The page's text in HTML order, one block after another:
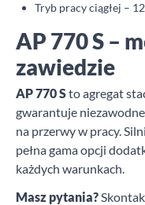
Tryb pracy ciągłej –
AP 770 S –
zawiedzie
AP 770 Sto agregat
gwarantuje
na przerwy w pracy.
pełna gama opcji
każdych warunkach.
Masz pytania?